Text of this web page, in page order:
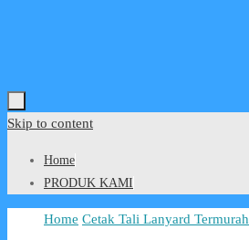
Skip to content
Home
PRODUK KAMI
Home Cetak Tali Lanyard Termurah